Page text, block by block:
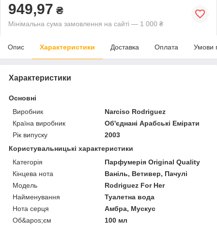
949,97 ₴
Мінімальна сума замовлення на сайті — 1 000 ₴
Опис Характеристики Доставка Оплата Умови
Характеристики
Основні
Виробник
Narciso Rodriguez
Країна виробник
Об'єднані Арабські Емірати
Рік випуску
2003
Користувальницькі характеристики
Категорія
Парфумерія Original Quality
Кінцева нота
Ваніль, Ветивер, Пачулі
Мoдель
Rodriguez For Her
Найменування
Туалетна вода
Нота серця
Амбра, Мускус
Об&apos;єм
100 мл